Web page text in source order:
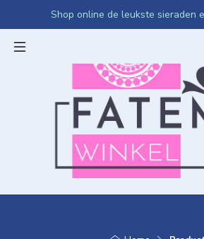
Shop online de leukste sieraden